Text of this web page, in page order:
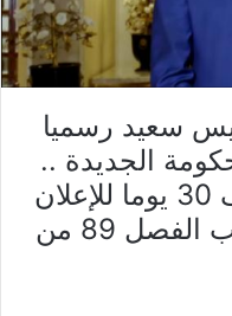
سعيد رسميا
الجديدة ..
ولرئيس الحكومة المكلف 30 يوما للإعلان
عن تشكيلة حكومته حسب الفصل 89 من